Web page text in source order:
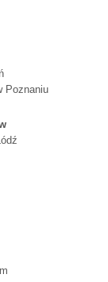
Poznaniu